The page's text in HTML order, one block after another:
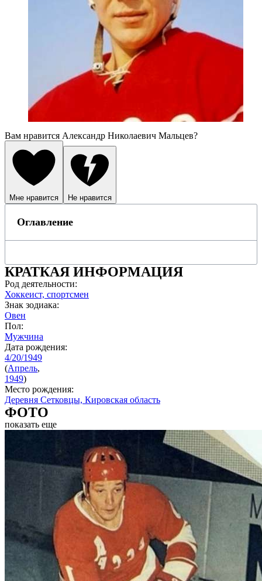
Вам нравится Александр Николаевич Мальцев?
Мне нравится Не нравится
Оглавление
КРАТКАЯ ИНФОРМАЦИЯ
Род деятельности:
Хоккеист, спортсмен
Знак зодиака:
Овен
Пол:
Мужчина
Дата рождения:
4/20/1949
(Апрель,
1949)
Место рождения:
Деревня Сетковцы, Кировская область
ФОТО
показать еще